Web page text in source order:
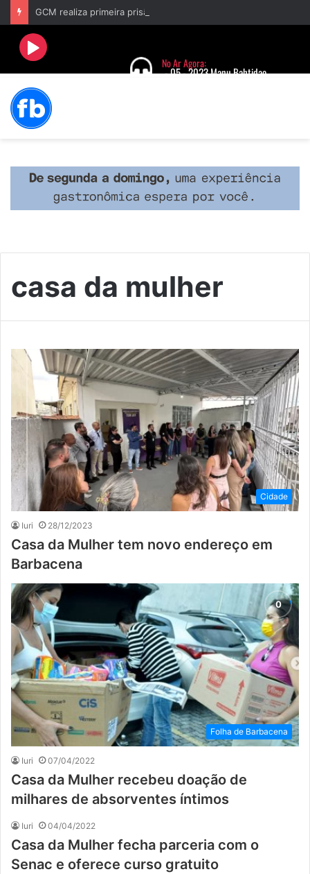
casa da mulher
Cidade
Iuri 28/12/2023
Casa da Mulher tem novo endereço em
Barbacena
Folha de Barbacena
Iuri 07/04/2022
Casa da Mulher recebeu doação de
milhares de absorventes íntimos
Iuri 04/04/2022
Casa da Mulher fecha parceria com o
Senac e oferece curso gratuito